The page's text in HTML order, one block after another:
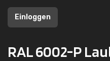
Einloggen
RAL 6002-P